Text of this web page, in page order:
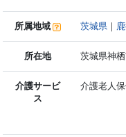
所属地域 茨城県 ｜
所在地 茨城県神
介護サービ
ス
介護老人